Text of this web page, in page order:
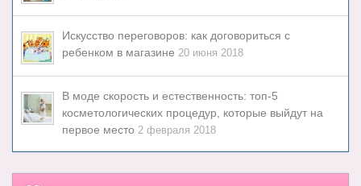
Искусство переговоров: как договориться с
ребенком в магазине 20 июня 2018
В моде скорость и естественность: топ-5
косметологических процедур, которые выйдут на
первое место 2 февраля 2018